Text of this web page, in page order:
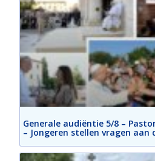
Generale audiëntie 5/8 –
– Jongeren stellen vragen aan